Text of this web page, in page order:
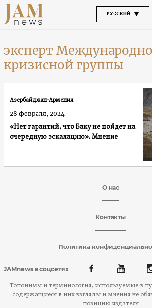
РУССКИЙ
эксперт
кризисной группы
«Нет гарантий, что Баку не пойдет на
очередную эскалацию». Мнение
Азербайджан-Армения
28 февраля, 2024
О нас
Контакты
Политика
JAMnews в соцсетях
Топонимы и терминология, используемые в
содержащиеся в них взгляды и мнения не
позицию издателя